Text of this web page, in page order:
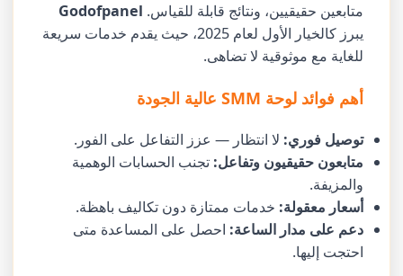
متابعين حقيقيين، ونتائج قابلة للقياس. Godofpanel
يبرز كالخيار الأول لعام 2025، حيث يقدم خدمات سريعة
للغاية مع موثوقية لا تضاهى.
أهم فوائد لوحة SMM عالية الجودة
توصيل فوري: لا انتظار — عزز التفاعل على الفور.
متابعون حقيقيون وتفاعل: تجنب الحسابات الوهمية
والمزيفة.
أسعار معقولة: خدمات ممتازة دون تكاليف باهظة.
دعم على مدار الساعة: احصل على المساعدة متى
احتجت إليها.